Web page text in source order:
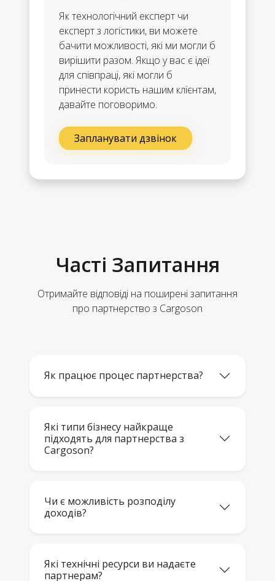
Як технологічний експерт чи
експерт з логістики, ви можете
бачити можливості, які ми могли б
вирішити разом. Якщо у вас є ідеї
для співпраці, які могли б
принести користь нашим клієнтам,
давайте поговоримо.
Запланувати дзвінок
Часті Запитання
Отримайте відповіді на поширені запитання
про партнерство з Cargoson
Як працює процес партнерства?
Які типи бізнесу найкраще
підходять для партнерства з
Cargoson?
Чи є можливість розподілу
доходів?
Які технічні ресурси ви надаєте
партнерам?